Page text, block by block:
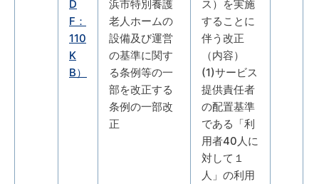
D
F：
110
K
B）
浜市特別養護
老人ホームの
設備及び運営
の基準に関す
る条例等の一
部を改正する
条例の一部改
正
ス）を実施
することに
伴う改正
（内容）
(1)サービス
提供責任者
の配置基準
である「利
用者40人に
対して１
人」の利用